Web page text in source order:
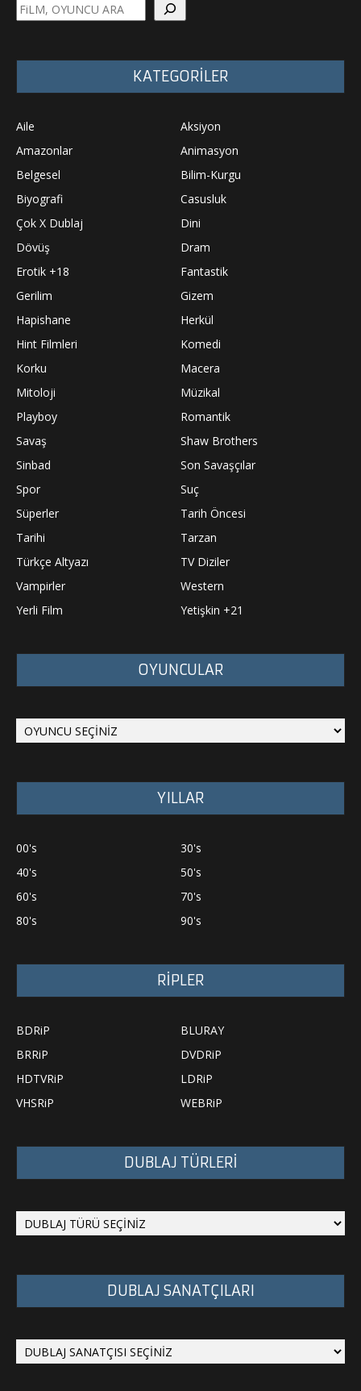
Ara
KATEGORİLER
Aile
Aksiyon
Amazonlar
Animasyon
Belgesel
Bilim-Kurgu
Biyografi
Casusluk
Çok X Dublaj
Dini
Dövüş
Dram
Erotik +18
Fantastik
Gerilim
Gizem
Hapishane
Herkül
Hint Filmleri
Komedi
Korku
Macera
Mitoloji
Müzikal
Playboy
Romantik
Savaş
Shaw Brothers
Sinbad
Son Savaşçılar
Spor
Suç
Süperler
Tarih Öncesi
Tarihi
Tarzan
Türkçe Altyazı
TV Diziler
Vampirler
Western
Yerli Film
Yetişkin +21
OYUNCULAR
YILLAR
00's
30's
40's
50's
60's
70's
80's
90's
RİPLER
BDRiP
BLURAY
BRRiP
DVDRiP
HDTVRiP
LDRiP
VHSRiP
WEBRiP
DUBLAJ TÜRLERİ
DUBLAJ SANATÇILARI